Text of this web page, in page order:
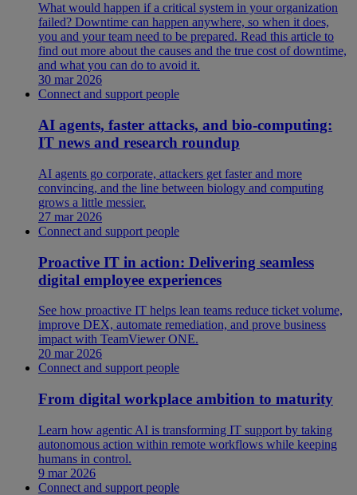
What would happen if a critical system in your organization
failed? Downtime can happen anywhere, so when it does,
you and your team need to be prepared. Read this article to
find out more about the causes and the true cost of downtime,
and what you can do to avoid it.
30 mar 2026
Connect and support people
AI agents, faster attacks, and bio-computing:
IT news and research roundup
AI agents go corporate, attackers get faster and more
convincing, and the line between biology and computing
grows a little messier.
27 mar 2026
Connect and support people
Proactive IT in action: Delivering seamless
digital employee experiences
See how proactive IT helps lean teams reduce ticket volume,
improve DEX, automate remediation, and prove business
impact with TeamViewer ONE.
20 mar 2026
Connect and support people
From digital workplace ambition to maturity
Learn how agentic AI is transforming IT support by taking
autonomous action within remote workflows while keeping
humans in control.
9 mar 2026
Connect and support people